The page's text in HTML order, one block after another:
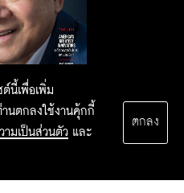
นี้เพื่อเพิ่ม
นตกลงใช้งานคุ้กกี้
ามเป็นส่วนตัว และ
ตกลง
RIGHTS RESERVED